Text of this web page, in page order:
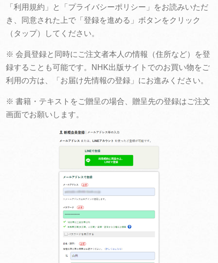
「利用規約」と「プライバシーポリシー」をお読みいただ
き、同意された上で「登録を進める」ボタンをクリック
（タップ）してください。
※ 会員登録と同時にご注文者本人の情報（住所など）を登
録することも可能です。NHK出版サイトでのお買い物をご
利用の方は、「お届け先情報の登録」にお進みください。
※ 書籍・テキストをご贈呈の場合、贈呈先の登録はご注文
画面でお願いします。